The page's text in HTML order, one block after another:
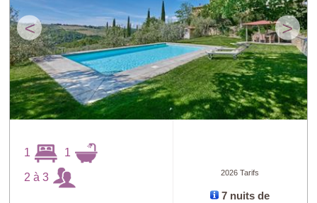
< >
1 1
2 à 3 2026 Tarifs
7 nuits de